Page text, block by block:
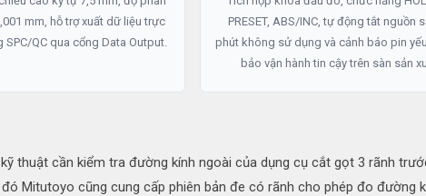
mm, hỗ trợ xuất dữ liệu trực
SPC/QC qua cổng Data Output.
PRESET, ABS/INC, tự động tắt nguồn
phút không sử dụng và cảnh báo pin
bảo vận hành tin cậy trên sàn sản
thuật cần kiểm tra đường kính ngoài của dụng cụ cắt gọt 3 rãnh
Mitutoyo cũng cung cấp phiên bản đe có rãnh cho phép đo đường